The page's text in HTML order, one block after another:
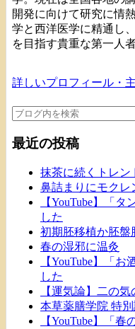
開発に向けて研究に情
学と西洋医学に精通し
を目指す貴重な第一人者
詳しいプロフィール・
最近の投稿
抹茶に続くトレン
鼻詰まりにモクレ
【YouTube】「
した
初期胚移植か胚盤
春の湿邪に温灸
【YouTube】「
した
【運気論】二の
本草薬膳学院 特
【YouTube】「